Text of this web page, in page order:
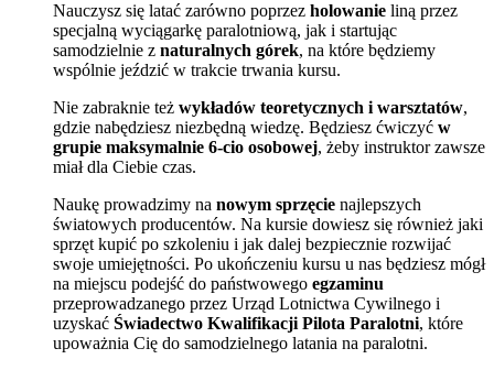
Nauczysz się latać zarówno poprzez holowanie liną przez
specjalną wyciągarkę paralotniową, jak i startując
samodzielnie z naturalnych górek, na które będziemy
wspólnie jeździć w trakcie trwania kursu.
Nie zabraknie też wykładów teoretycznych i warsztatów,
gdzie nabędziesz niezbędną wiedzę. Będziesz ćwiczyć w
grupie maksymalnie 6-cio osobowej, żeby instruktor zawsze
miał dla Ciebie czas.
Naukę prowadzimy na nowym sprzęcie najlepszych
światowych producentów. Na kursie dowiesz się również jaki
sprzęt kupić po szkoleniu i jak dalej bezpiecznie rozwijać
swoje umiejętności. Po ukończeniu kursu u nas będziesz mógł
na miejscu podejść do państwowego egzaminu
przeprowadzanego przez Urząd Lotnictwa Cywilnego i
uzyskać Świadectwo Kwalifikacji Pilota Paralotni, które
upoważnia Cię do samodzielnego latania na paralotni.